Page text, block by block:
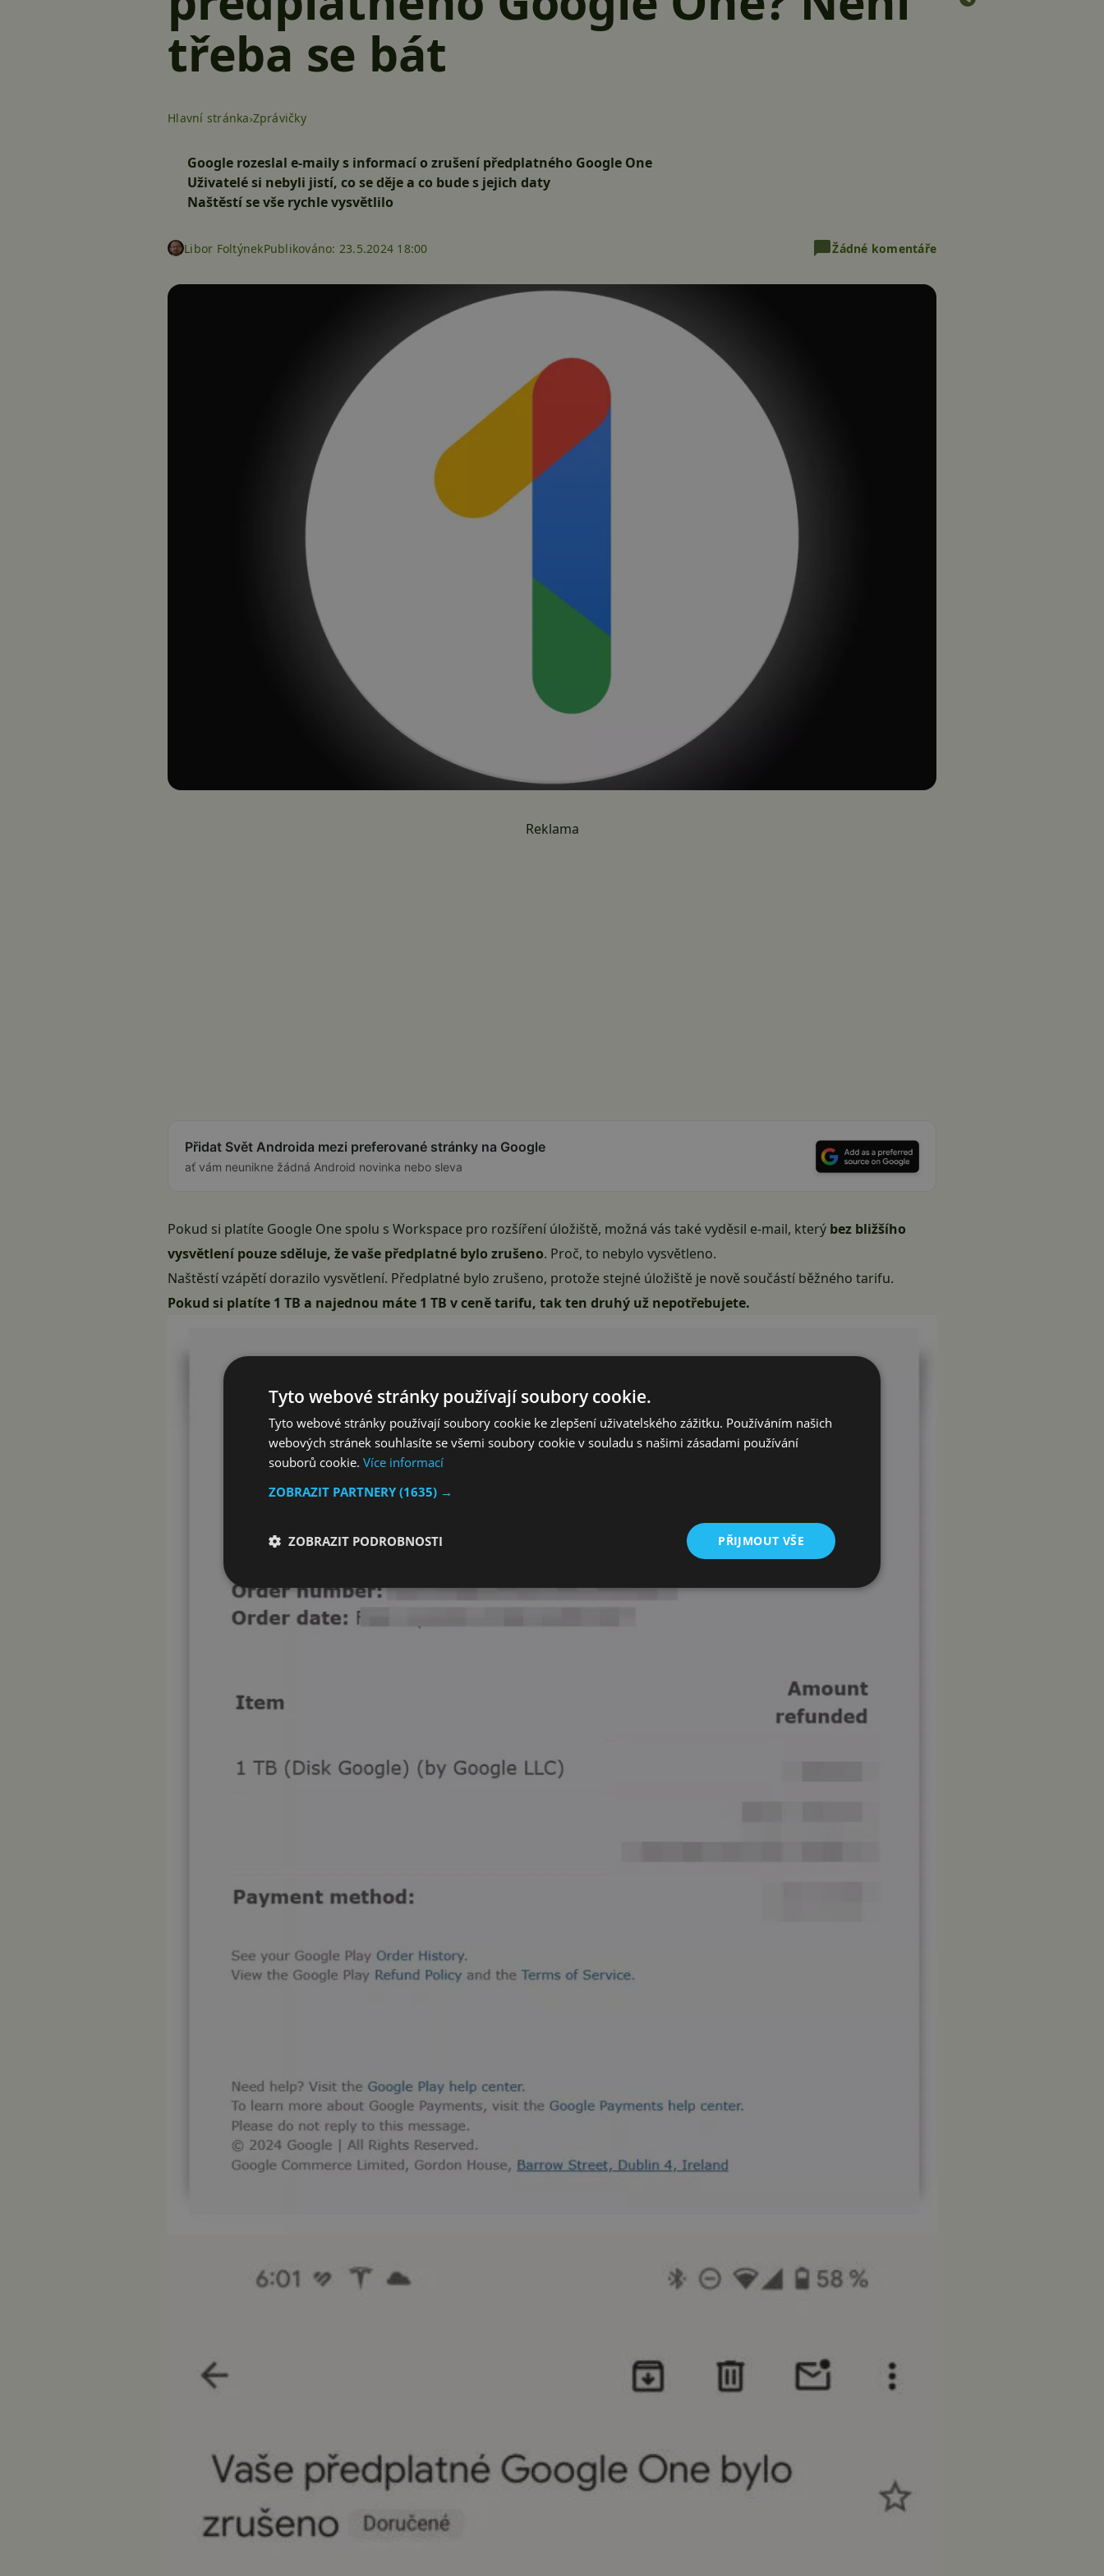
třeba se bát
Hlavní stránka Zprávičky
Google rozeslal e-maily s informací o zrušení předplatného Google One
Uživatelé si nebyli jistí, co se děje a co bude s jejich daty
Naštěstí se vše rychle vysvětlilo
Libor FoltýnekPublikováno: 23.5.2024 18:00 Žádné komentáře
Reklama
Přidat Svět Androida mezi preferované stránky na Google
ať vám neunikne žádná Android novinka nebo sleva
Pokud si platíte Google One spolu s Workspace pro rozšíření úložiště, možná vás také vyděsil e-mail, který bez bližšího
vysvětlení pouze sděluje, že vaše předplatné bylo zrušeno. Proč, to nebylo vysvětleno.
Naštěstí vzápětí dorazilo vysvětlení. Předplatné bylo zrušeno, protože stejné úložiště je nově součástí běžného tarifu.
Pokud si platíte 1 TB a najednou máte 1 TB v ceně tarifu, tak ten druhý už nepotřebujete.
Tyto webové stránky používají soubory cookie.
Tyto webové stránky používají soubory cookie ke zlepšení uživatelského zážitku. Používáním našich
webových stránek souhlasíte se všemi soubory cookie v souladu s našimi zásadami používání
souborů cookie. Více informací
ZOBRAZIT PARTNERY(1635) →
PŘIJMOUT VŠE
ZOBRAZIT PODROBNOSTI